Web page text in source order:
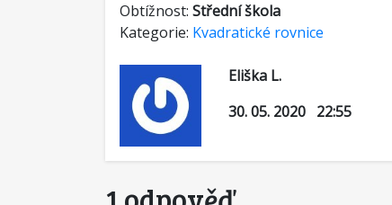
Obtížnost: Střední škola
Kategorie: Kvadratické rovnice
Eliška L.
30. 05. 2020 22:55